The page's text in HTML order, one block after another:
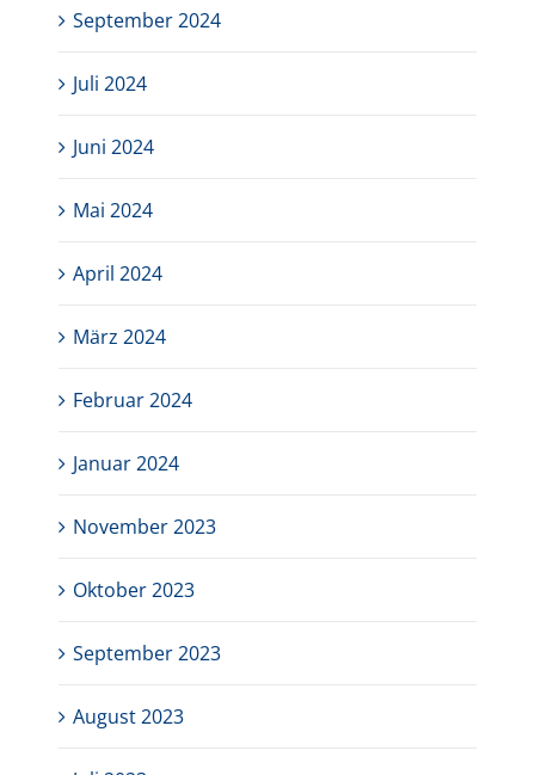
September 2024
Juli 2024
Juni 2024
Mai 2024
April 2024
März 2024
Februar 2024
Januar 2024
November 2023
Oktober 2023
September 2023
August 2023